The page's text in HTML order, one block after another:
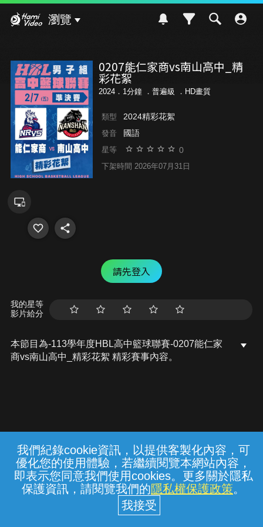
我們紀錄cookie資訊，以提供客製化內容，可
優化您的使用體驗，若繼續閱覽本網站內容，
即表示您同意我們使用cookies。更多關於隱私
保護資訊，請閱覽我們的隱私權保護政策。
瀏覽
0207能仁家商vs南山高中_精
彩花絮
2024．1分鐘 ． 普遍級 ．HD畫質
類型 2024精彩花絮
發音 國語
星等 0
下架時間 2026年07月31日
請先登入
我的星等
影片給分
本節目為-113學年度HBL高中籃球聯賽-0207能仁家
商vs南山高中_精彩花絮 精彩賽事內容。
常見問題 線上客服 服務條款 隱私權保護
中華電信股份有限公司個人家庭分公司
(統一編號：96979949) © 2026
{{notifyMsg}}